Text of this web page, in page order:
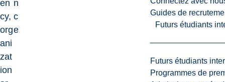
Guides de
Futurs étudiants
Futurs étudiants
Programmes de
en
cy,
org
ani
zat
ion
n
c
e